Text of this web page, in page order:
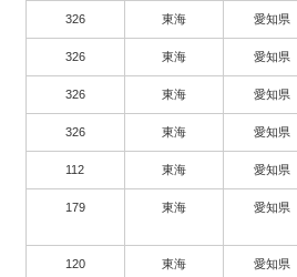
326 東海 愛知県
326 東海 愛知県
326 東海 愛知県
326 東海 愛知県
112 東海 愛知県
179 東海 愛知県
120 東海 愛知県